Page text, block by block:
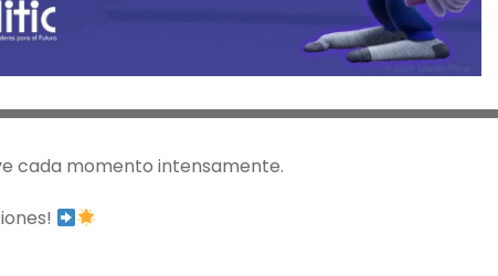
cada momento intensamente.